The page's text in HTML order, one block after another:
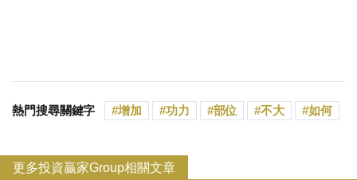
熱門搜尋關鍵字 增加 功力 部位 不大 如何
更多投資贏家Group相關文章